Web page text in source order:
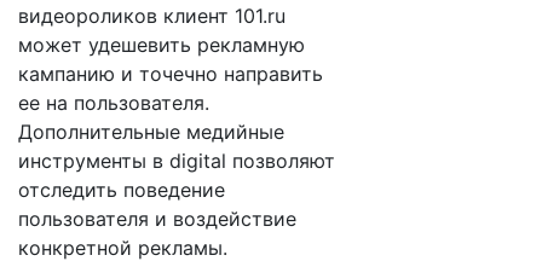
видеороликов клиент 101.ru
может удешевить рекламную
кампанию и точечно направить
ее на пользователя.
Дополнительные медийные
инструменты в digital позволяют
отследить поведение
пользователя и воздействие
конкретной рекламы.